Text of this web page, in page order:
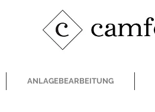
ANLAGEBEARBEITUNG